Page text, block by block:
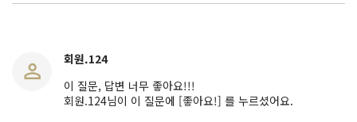
회원.124
이 질문, 답변 너무 좋아요!!!
회원.124님이 이 질문에 [좋아요!] 를 누르셨어요.